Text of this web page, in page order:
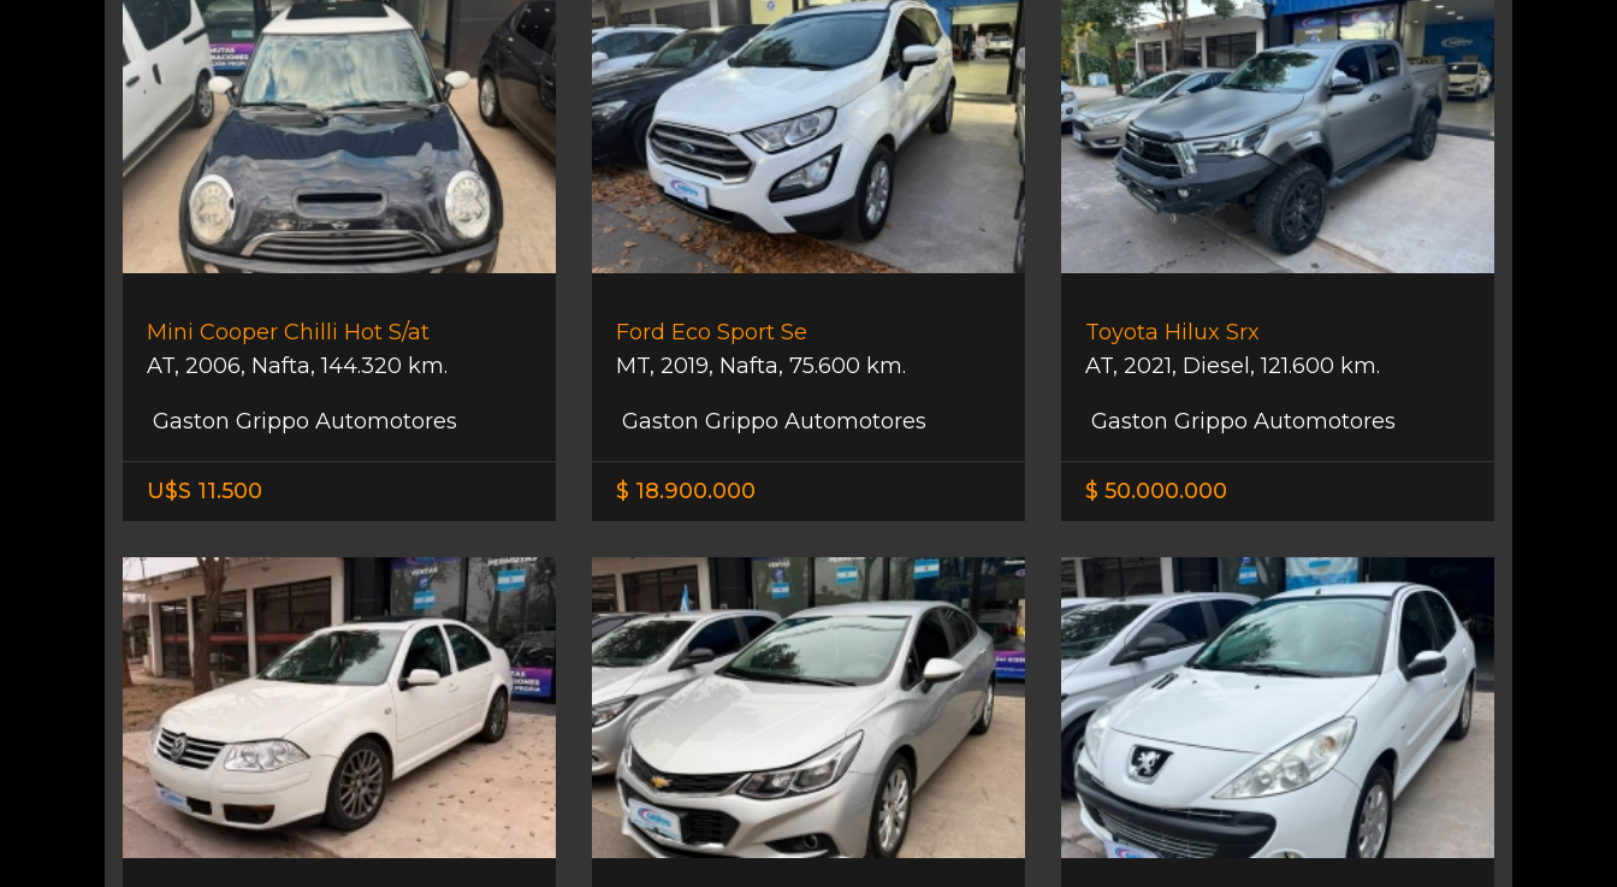
Mini Cooper Chilli Hot S/at
AT, 2006, Nafta,144.320 km.
Gaston Grippo Automotores
U$S 11.500
Ford Eco Sport Se
MT, 2019, Nafta, 75.600 km.
Gaston Grippo Automotores
$ 18.900.000
Toyota Hilux Srx
AT, 2021, Diesel ,121.600 km.
Gaston Grippo Automotores
$ 50.000.000